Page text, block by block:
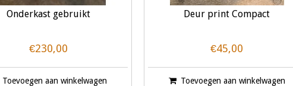
Onderkast gebruikt
€230,00
Toevoegen aan winkelwagen
Deur print Compact
€45,00
Toevoegen aan winkelwagen